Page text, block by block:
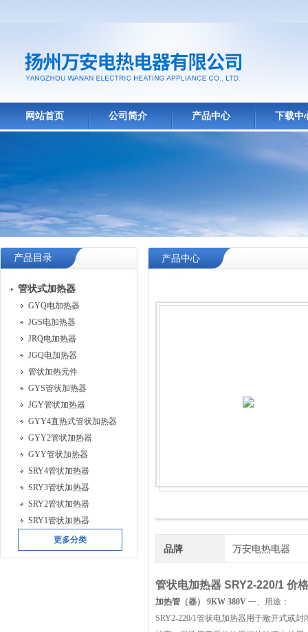
网站首页 公司简介 产品中心 下载中
产品目录
管状式加热器
GYQ电加热器
JGS电加热器
JRQ电加热器
JGQ电加热器
管状加热元件
GYS管状加热器
JGY管状加热器
GYY4直热式管状加热器
GYY2管状加热器
GYY管状加热器
SRY4管状加热器
SRY3管状加热器
SRY2管状加热器
SRY1管状加热器
更多分类
产品中心
品牌 万安电热电器
管状电加热器 SRY2-220/1 价格
加热管（器） 9KW 380V 一、用途：
SRY2-220/1管状电加热器用于敞开式或